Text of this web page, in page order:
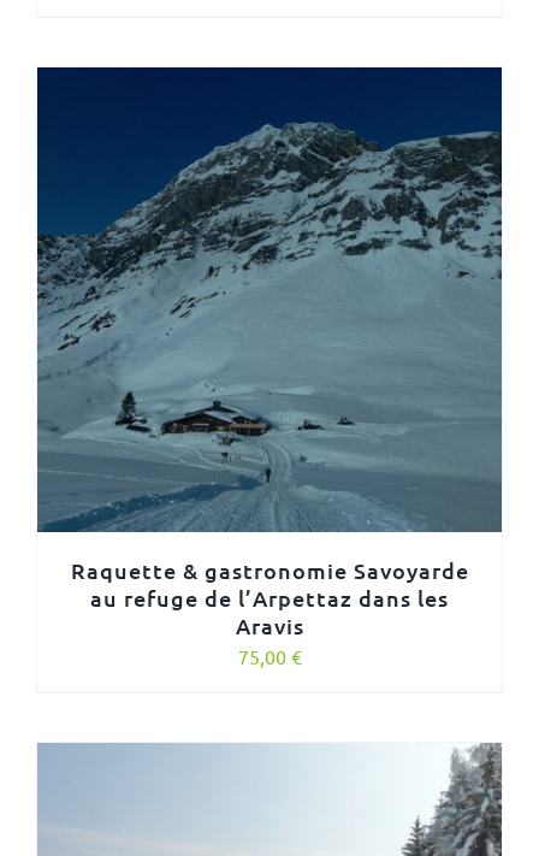
Raquette & gastronomie Savoyarde
au refuge de l’Arpettaz dans les
Aravis
75,00 €